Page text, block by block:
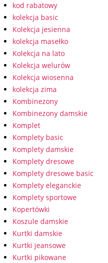
kod rabatowy
kolekcja basic
Kolekcja jesienna
kolekcja masełko
Kolekcja na lato
Kolekcja welurów
Kolekcja wiosenna
kolekcja zima
Kombinezony
Kombinezony damskie
Komplet
Komplety basic
Komplety damskie
Komplety dresowe
Komplety dresowe basic
Komplety eleganckie
Komplety sportowe
Kopertówki
Koszule damskie
Kurtki damskie
Kurtki jeansowe
Kurtki pikowane